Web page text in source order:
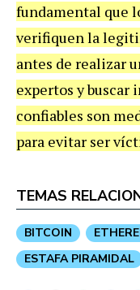
fundamental que
verifiquen la
antes de realizar
expertos y buscar
confiables son
para evitar ser
TEMAS
BITCOIN
ESTAFA PIRAMIDAL